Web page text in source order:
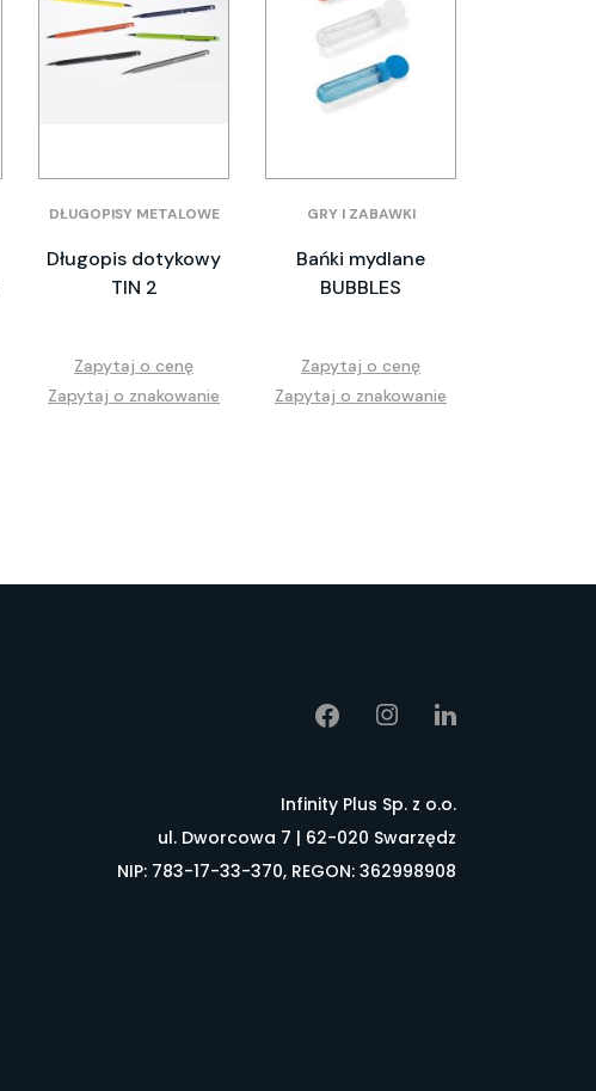
DŁUGOPISY METALOWE
Długopis dotykowy
TIN 2
Zapytaj o cenę
Zapytaj o znakowanie
GRY I ZABAWKI
Bańki mydlane
BUBBLES
Zapytaj o cenę
Zapytaj o znakowanie
Infinity Plus Sp. z o.o.
ul. Dworcowa 7 | 62-020 Swarzędz
NIP: 783-17-33-370, REGON: 362998908